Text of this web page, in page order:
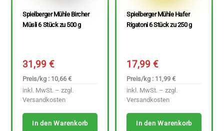
Spielberger Mühle Bircher
Müsli 6 Stück zu 500 g
31,99€
Preis/kg : 10,66 €
inkl. MwSt. – zzgl.
Versandkosten
In den Warenkorb
Spielberger Mühle Hafer
Rigatoni 6 Stück zu 250 g
17,99€
Preis/kg : 11,99 €
inkl. MwSt. – zzgl.
Versandkosten
In den Warenkorb